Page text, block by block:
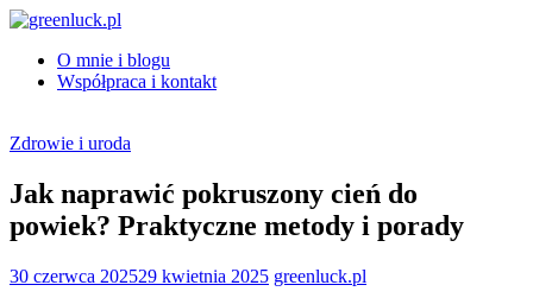
Skip
content
greenluck.pl
O mnie i blogu
Współpraca i kontakt
Zdrowie i uroda
Jak naprawić pokruszony cień do
powiek? Praktyczne metody i porady
30 czerwca 202529 kwietnia 2025 greenluck.pl